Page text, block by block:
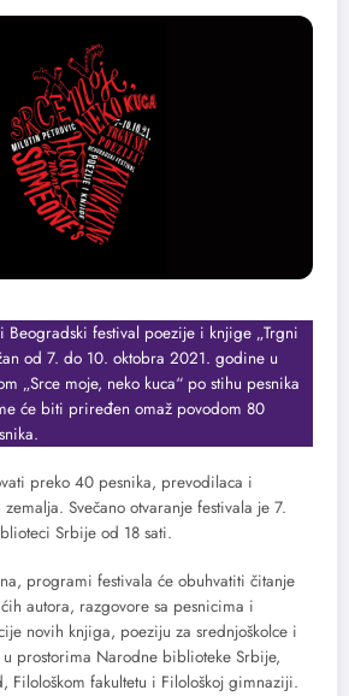
Beogradski festival poezije i knjige „Trgni
od 7. do 10. oktobra 2021. godine u
„Srce moje, neko kuca“ po stihu pesnika
će biti priređen omaž povodom 80
preko 40 pesnika, prevodilaca i
Svečano otvaranje festivala je 7.
Srbije od 18 sati.
programi festivala će obuhvatiti čitanje
autora, razgovore sa pesnicima i
novih knjiga, poeziju za srednjoškolce i
u prostorima Narodne biblioteke Srbije,
Filološkom fakultetu i Filološkoj gimnaziji.